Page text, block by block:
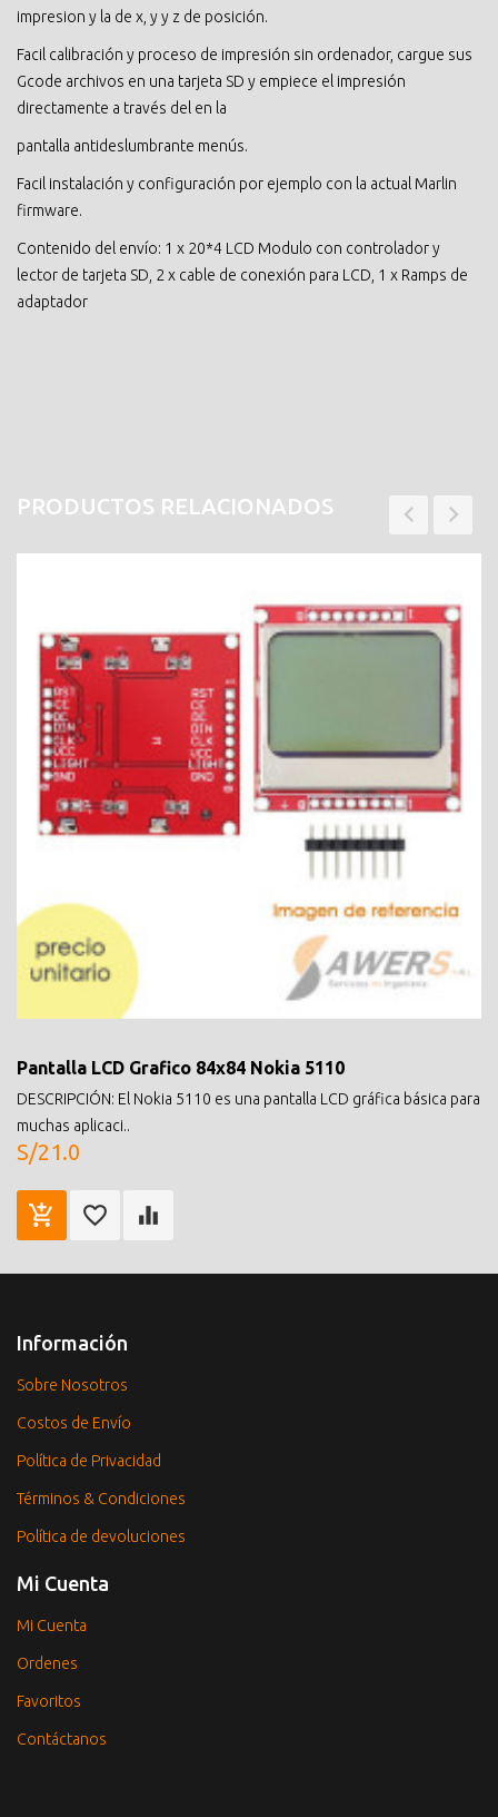
impresion y la de x, y y z de posición.
Facil calibración y proceso de impresión sin ordenador, cargue sus
Gcode archivos en una tarjeta SD y empiece el impresión
directamente a través del en la
pantalla antideslumbrante menús.
Facil instalación y configuración por ejemplo con la actual Marlin
firmware.
Contenido del envío: 1 x 20*4 LCD Modulo con controlador y
lector de tarjeta SD, 2 x cable de conexión para LCD, 1 x Ramps de
adaptador
PRODUCTOS RELACIONADOS
Pantalla LCD Grafico 84x84 Nokia 5110
DESCRIPCIÓN: El Nokia 5110 es una pantalla LCD gráfica básica para
muchas aplicaci..
S/21.0
Información
Sobre Nosotros
Costos de Envío
Política de Privacidad
Términos & Condiciones
Política de devoluciones
Mi Cuenta
Mi Cuenta
Ordenes
Favoritos
Contáctanos